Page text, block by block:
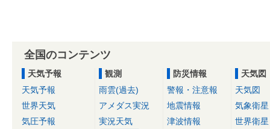
全国のコンテンツ
天気予報
天気予報
世界天気
気圧予報
観測
雨雲(過去)
アメダス実況
実況天気
防災情報
警報・注意報
地震情報
津波情報
天気図
天気図
気象衛星
世界衛星